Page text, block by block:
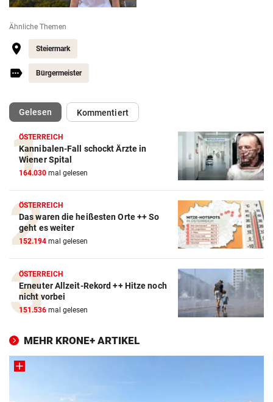
Ähnliche Themen
Steiermark
Bürgermeister
Gelesen(ausgewählt)Kommentiert
ÖSTERREICH
Kannibalen-Fall schockt Ärzte in
Wiener Spital
164.030 mal gelesen
ÖSTERREICH
Das waren die heißesten Orte ++ So
geht es weiter
152.194 mal gelesen
ÖSTERREICH
Erneuter Allzeit-Rekord ++ Hitze noch
nicht vorbei
151.536 mal gelesen
MEHR KRONE+ ARTIKEL